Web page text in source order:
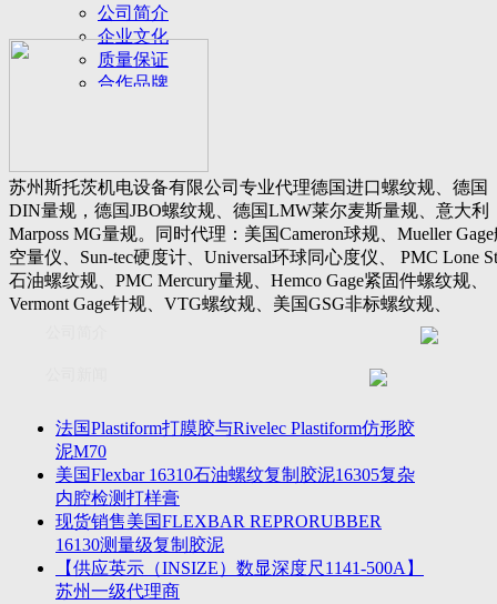
公司简介
企业文化
质量保证
合作品牌
公司新闻
行业动态
设备展厅
资料下载
视频下载
资料下载
软件下载
苏州斯托茨机电设备有限公司专业代理德国进口螺纹规、德国
DIN量规，德国JBO螺纹规、德国LMW莱尔麦斯量规、意大利
Marposs MG量规。同时代理：美国Cameron球规、Mueller
空量仪、Sun-tec硬度计、Universal环球同心度仪、 PMC Lone
石油螺纹规、PMC Mercury量规、Hemco Gage紧固件螺纹规、
Vermont Gage针规、VTG螺纹规、美国GSG非标螺纹规、
Threadcheck航空螺纹规、 Westport医疗螺纹规、英国
惠氏螺纹规、Tru-thread石油螺纹规、美国Gagemaker单项仪，
士TESA测高仪、德国Mahr马尔粗糙度仪、数显深度尺、东精
影像仪、英国Zodiac gauge、英国Original Gauge螺纹规等。
法国Plastiform打膜胶与Rivelec Plastiform仿形胶
泥M70
美国Flexbar 16310石油螺纹复制胶泥16305复杂
内腔检测打样膏
现货销售美国FLEXBAR REPRORUBBER
16130测量级复制胶泥
【供应英示（INSIZE）数显深度尺1141-500A】
苏州一级代理商